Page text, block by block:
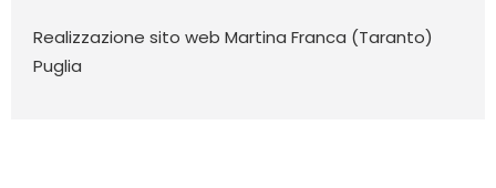
Realizzazione sito web Martina Franca (Taranto)
Puglia